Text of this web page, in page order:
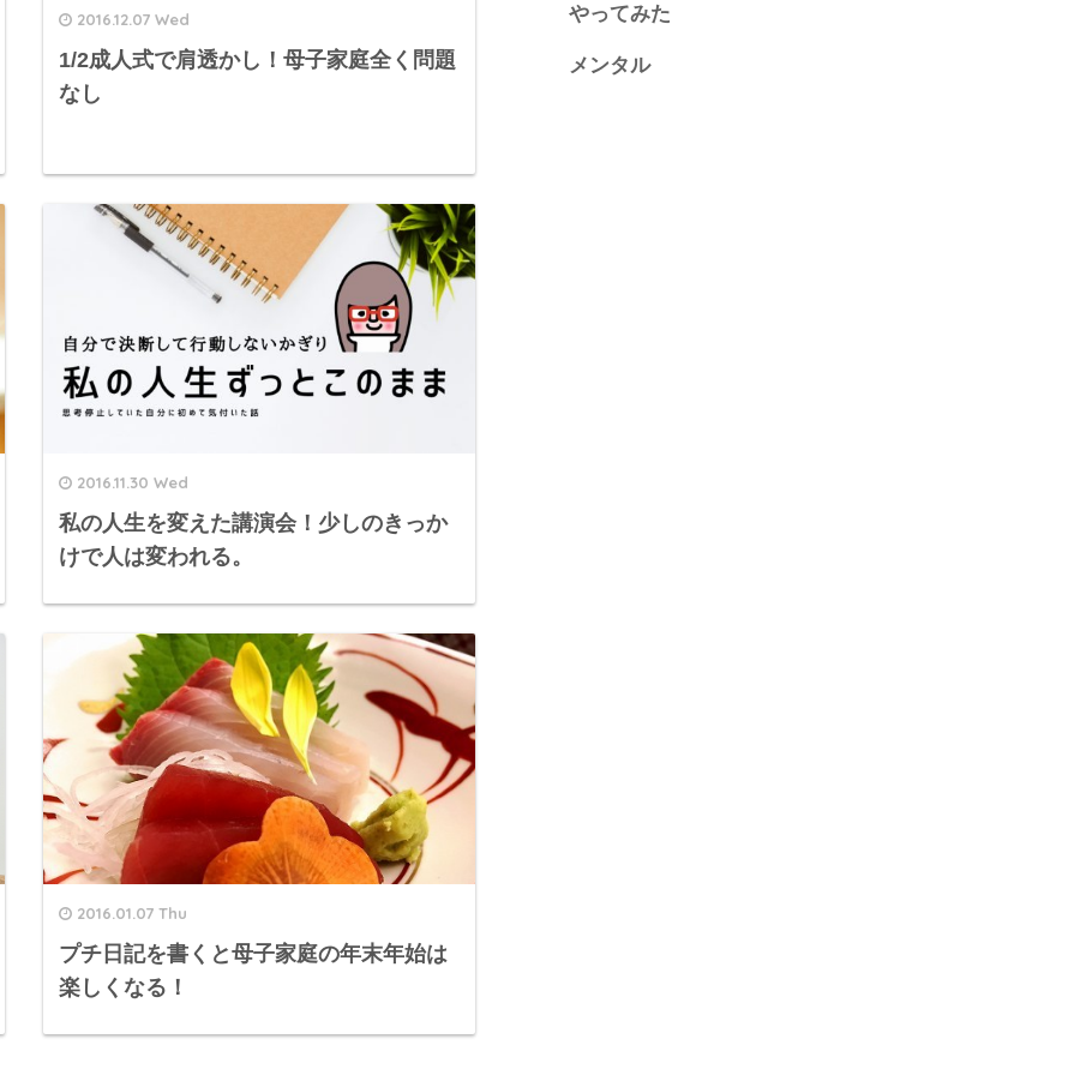
2016.12.07 Wed
1/2成人式で肩透かし！母子家庭全く問題
なし
2016.11.30 Wed
私の人生を変えた講演会！少しのきっか
けで人は変われる。
2016.01.07 Thu
プチ日記を書くと母子家庭の年末年始は
楽しくなる！
やってみた
メンタル